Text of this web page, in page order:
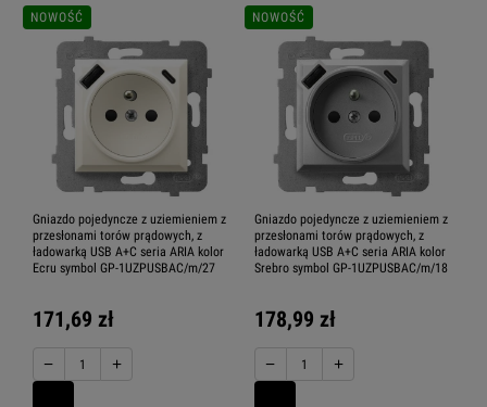
Gniazdo pojedyncze z uziemieniem z
przesłonami torów prądowych, z
ładowarką USB A+C seria ARIA kolor
Ecru symbol GP-1UZPUSBAC/m/27
171,69 zł
− +
NOWOŚĆ
Gniazdo pojedyncze z uziemieniem z
przesłonami torów prądowych, z
ładowarką USB A+C seria ARIA kolor
Srebro symbol GP-1UZPUSBAC/m/18
178,99 zł
− +
NOWOŚĆ